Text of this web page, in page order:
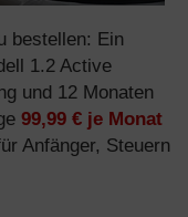
bestellen: Ein
1.2 Active
und 12 Monaten
99,99 € je Monat
Anfänger, Steuern